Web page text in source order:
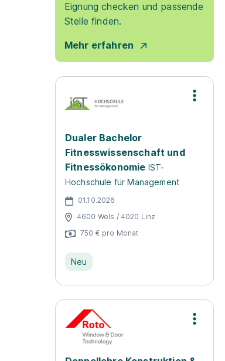
Eignung checken und passende
Stelle finden.
Mehr erfahren
Dualer Bachelor
Fitnesswissenschaft und
Fitnessökonomie IST-
Hochschule für Management
01.10.2026
4600 Wels / 4020 Linz
750 € pro Monat
Neu